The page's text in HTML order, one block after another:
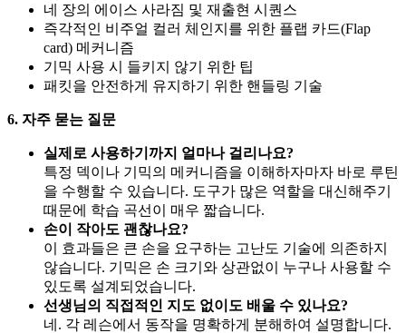
네 장의 에이스 사라짐 및 재출현 시퀀스
즉각적인 비주얼 컬러 체인지를 위한 플랩 카드(Flap
card) 메커니즘
기믹 사용 시 들키지 않기 위한 팁
패킷을 안전하게 유지하기 위한 핸들링 기술
6. 자주 묻는 질문
실제로 사용하기까지 얼마나 걸리나요?
특정 덱이나 기믹의 메커니즘을 이해하자마자 바로 루틴
을 수행할 수 있습니다. 도구가 많은 역할을 대신해주기
때문에 학습 곡선이 매우 짧습니다.
손이 작아도 괜찮나요?
이 효과들은 큰 손을 요구하는 고난도 기술에 의존하지
않습니다. 기믹은 손 크기와 상관없이 누구나 사용할 수
있도록 설계되었습니다.
선생님의 직접적인 지도 없이도 배울 수 있나요?
네. 각 레슨에서 동작을 명확하게 분해하여 설명합니다.